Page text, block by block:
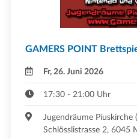
GAMERS POINT
Fr, 26. Juni 2026
17:30 - 21:00 Uhr
Jugendräume Piuskirche
Schlösslistrasse 2, 6045